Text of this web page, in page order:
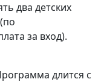
два детских
за вход).
длится с